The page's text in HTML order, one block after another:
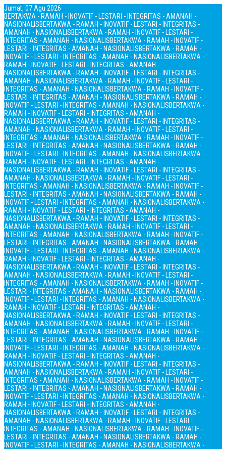
Jumat, 07 Agu 2026
BERTAKWA - RAMAH - INOVATIF - LESTARI - INTEGRITAS - AMANAH -
NASIONALISBERTAKWA - RAMAH - INOVATIF - LESTARI - INTEGRITAS -
AMANAH - NASIONALISBERTAKWA - RAMAH - INOVATIF - LESTARI -
INTEGRITAS - AMANAH - NASIONALISBERTAKWA - RAMAH - INOVATIF -
LESTARI - INTEGRITAS - AMANAH - NASIONALISBERTAKWA - RAMAH -
INOVATIF - LESTARI - INTEGRITAS - AMANAH - NASIONALISBERTAKWA -
RAMAH - INOVATIF - LESTARI - INTEGRITAS - AMANAH -
NASIONALISBERTAKWA - RAMAH - INOVATIF - LESTARI - INTEGRITAS -
AMANAH - NASIONALISBERTAKWA - RAMAH - INOVATIF - LESTARI -
INTEGRITAS - AMANAH - NASIONALISBERTAKWA - RAMAH - INOVATIF -
LESTARI - INTEGRITAS - AMANAH - NASIONALISBERTAKWA - RAMAH -
INOVATIF - LESTARI - INTEGRITAS - AMANAH - NASIONALISBERTAKWA -
RAMAH - INOVATIF - LESTARI - INTEGRITAS - AMANAH -
NASIONALISBERTAKWA - RAMAH - INOVATIF - LESTARI - INTEGRITAS -
AMANAH - NASIONALISBERTAKWA - RAMAH - INOVATIF - LESTARI -
INTEGRITAS - AMANAH - NASIONALISBERTAKWA - RAMAH - INOVATIF -
LESTARI - INTEGRITAS - AMANAH - NASIONALISBERTAKWA - RAMAH -
INOVATIF - LESTARI - INTEGRITAS - AMANAH - NASIONALISBERTAKWA -
RAMAH - INOVATIF - LESTARI - INTEGRITAS - AMANAH -
NASIONALISBERTAKWA - RAMAH - INOVATIF - LESTARI - INTEGRITAS -
AMANAH - NASIONALISBERTAKWA - RAMAH - INOVATIF - LESTARI -
INTEGRITAS - AMANAH - NASIONALISBERTAKWA - RAMAH - INOVATIF -
LESTARI - INTEGRITAS - AMANAH - NASIONALISBERTAKWA - RAMAH -
INOVATIF - LESTARI - INTEGRITAS - AMANAH - NASIONALISBERTAKWA -
RAMAH - INOVATIF - LESTARI - INTEGRITAS - AMANAH -
NASIONALISBERTAKWA - RAMAH - INOVATIF - LESTARI - INTEGRITAS -
AMANAH - NASIONALISBERTAKWA - RAMAH - INOVATIF - LESTARI -
INTEGRITAS - AMANAH - NASIONALISBERTAKWA - RAMAH - INOVATIF -
LESTARI - INTEGRITAS - AMANAH - NASIONALISBERTAKWA - RAMAH -
INOVATIF - LESTARI - INTEGRITAS - AMANAH - NASIONALISBERTAKWA -
RAMAH - INOVATIF - LESTARI - INTEGRITAS - AMANAH -
NASIONALISBERTAKWA - RAMAH - INOVATIF - LESTARI - INTEGRITAS -
AMANAH - NASIONALISBERTAKWA - RAMAH - INOVATIF - LESTARI -
INTEGRITAS - AMANAH - NASIONALISBERTAKWA - RAMAH - INOVATIF -
LESTARI - INTEGRITAS - AMANAH - NASIONALISBERTAKWA - RAMAH -
INOVATIF - LESTARI - INTEGRITAS - AMANAH - NASIONALISBERTAKWA -
RAMAH - INOVATIF - LESTARI - INTEGRITAS - AMANAH -
NASIONALISBERTAKWA - RAMAH - INOVATIF - LESTARI - INTEGRITAS -
AMANAH - NASIONALISBERTAKWA - RAMAH - INOVATIF - LESTARI -
INTEGRITAS - AMANAH - NASIONALISBERTAKWA - RAMAH - INOVATIF -
LESTARI - INTEGRITAS - AMANAH - NASIONALISBERTAKWA - RAMAH -
INOVATIF - LESTARI - INTEGRITAS - AMANAH - NASIONALISBERTAKWA -
RAMAH - INOVATIF - LESTARI - INTEGRITAS - AMANAH -
NASIONALISBERTAKWA - RAMAH - INOVATIF - LESTARI - INTEGRITAS -
AMANAH - NASIONALISBERTAKWA - RAMAH - INOVATIF - LESTARI -
INTEGRITAS - AMANAH - NASIONALISBERTAKWA - RAMAH - INOVATIF -
LESTARI - INTEGRITAS - AMANAH - NASIONALISBERTAKWA - RAMAH -
INOVATIF - LESTARI - INTEGRITAS - AMANAH - NASIONALISBERTAKWA -
RAMAH - INOVATIF - LESTARI - INTEGRITAS - AMANAH -
NASIONALISBERTAKWA - RAMAH - INOVATIF - LESTARI - INTEGRITAS -
AMANAH - NASIONALISBERTAKWA - RAMAH - INOVATIF - LESTARI -
INTEGRITAS - AMANAH - NASIONALISBERTAKWA - RAMAH - INOVATIF -
LESTARI - INTEGRITAS - AMANAH - NASIONALISBERTAKWA - RAMAH -
INOVATIF - LESTARI - INTEGRITAS - AMANAH - NASIONALISBERTAKWA -